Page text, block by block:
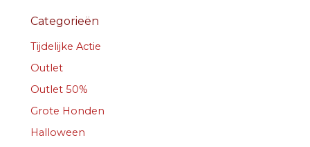
Categorieën
Tijdelijke Actie
Outlet
Outlet 50%
Grote Honden
Halloween